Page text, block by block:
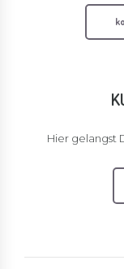
Hier gelangst